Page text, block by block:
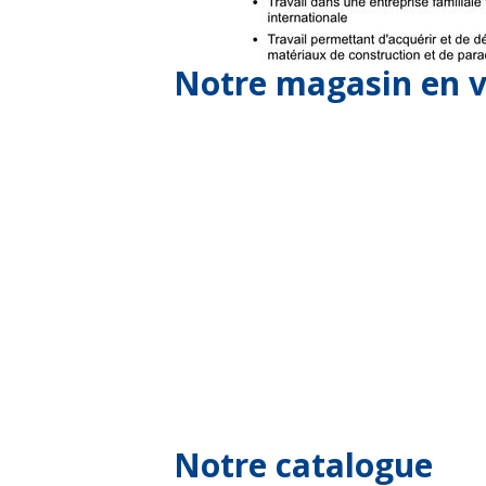
Notre magasin en
Notre catalogue